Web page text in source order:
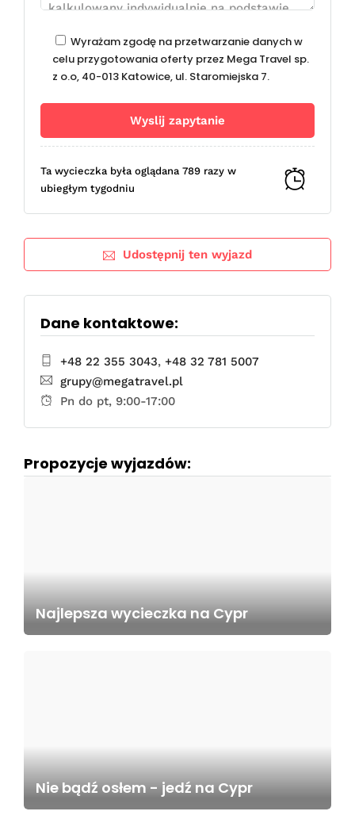
Wyrażam zgodę na przetwarzanie danych w
celu przygotowania oferty przez Mega Travel sp.
z o.o, 40-013 Katowice, ul. Staromiejska 7.
Ta wycieczka była oglądana 789 razy w
ubiegłym tygodniu
Udostępnij ten wyjazd
Dane kontaktowe:
+48 22 355 3043, +48 32 781 5007
grupy@megatravel.pl
Pn do pt, 9:00-17:00
Propozycje wyjazdów:
Najlepsza wycieczka na Cypr
Nie bądź osłem - jedź na Cypr